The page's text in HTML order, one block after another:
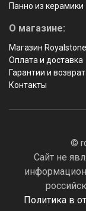
Панно из керамики
О магазине:
Магазин Royalstone
Оплата и доставка
Гарантии и
Контакты
©
Сайт не
Политика в